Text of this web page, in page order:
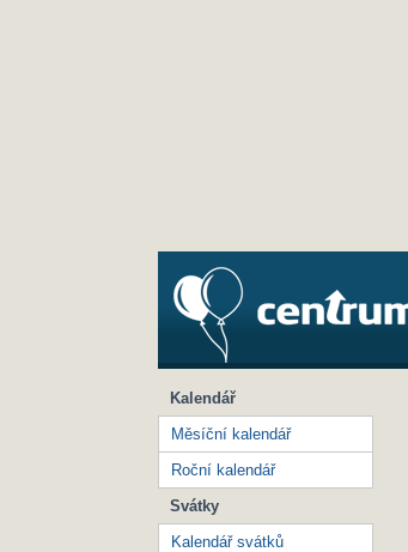
Kalendář
Měsíční kalendář
Roční kalendář
Svátky
Kalendář svátků